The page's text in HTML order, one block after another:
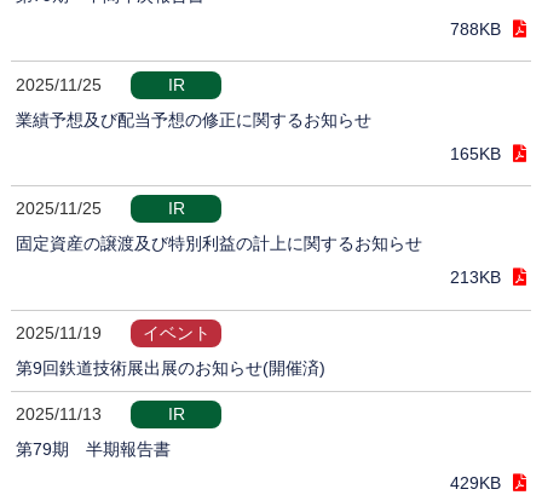
788KB
2025/11/25
IR
業績予想及び配当予想の修正に関するお知らせ
165KB
2025/11/25
IR
固定資産の譲渡及び特別利益の計上に関するお知らせ
213KB
2025/11/19
イベント
第9回鉄道技術展出展のお知らせ(開催済)
2025/11/13
IR
第79期 半期報告書
429KB